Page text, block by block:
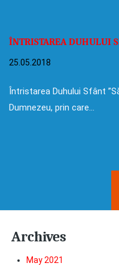
ÎNTRISTAREA DUHULUI
25.05.2018
Întristarea Duhului Sfânt
Dumnezeu, prin care…
Archives
May 2021